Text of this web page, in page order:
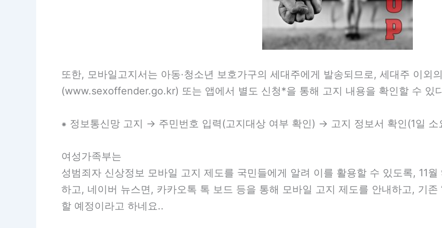
또한, 모바일고지서는 아동·청소년 보호가구의 세대주에게 발송되므로, 세대주 이외
(www.sexoffender.go.kr) 또는 앱에서 별도 신청*을 통해 고지 내용을 확인할 수 있
⁕ 정보통신망 고지 → 주민번호 입력(고지대상 여부 확인) → 고지 정보서 확인(1일 소
여성가족부는
성범죄자 신상정보 모바일 고지 제도를 국민들에게 알려 이를 활용할 수 있도록, 11
하고, 네이버 뉴스면, 카카오톡 톡 보드 등을 통해 모바일 고지 제도를 안내하고, 기존
할 예정이라고 하네요..